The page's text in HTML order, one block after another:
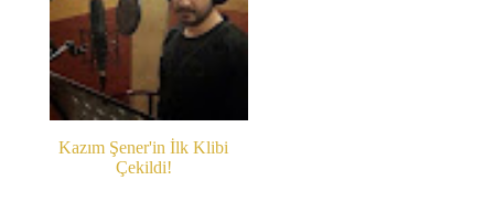
Kazım Şener'in İlk Klibi
Çekildi!